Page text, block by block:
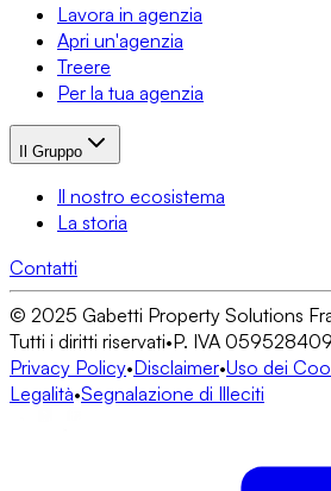
Lavora in agenzia
Apri un'agenzia
Treere
Per la tua agenzia
Il Gruppo
Il nostro ecosistema
La storia
Contatti
© 2025 Gabetti Property Solutions
Tutti i diritti riservati•P. IVA
Privacy Policy•Disclaimer•Uso dei
Legalità•Segnalazione di Illeciti